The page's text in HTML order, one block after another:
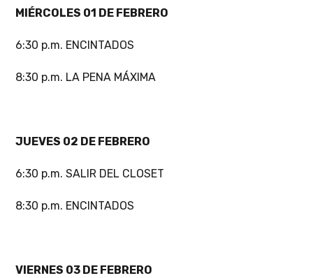
MIÉRCOLES 01 DE FEBRERO
6:30 p.m. ENCINTADOS
8:30 p.m. LA PENA MÁXIMA
JUEVES 02 DE FEBRERO
6:30 p.m. SALIR DEL CLOSET
8:30 p.m. ENCINTADOS
VIERNES 03 DE FEBRERO